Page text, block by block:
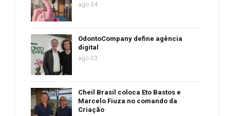
ago 04
OdontoCompany define agência
digital
ago 03
Cheil Brasil coloca Eto Bastos e
Marcelo Fiuza no comando da
Criação